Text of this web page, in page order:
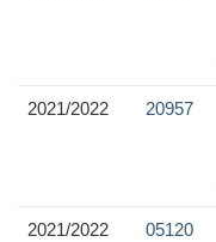
2021/2022 20957
2021/2022 05120